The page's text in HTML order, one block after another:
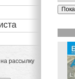
рассылку